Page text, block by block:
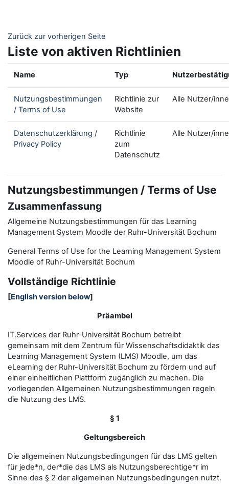
Zurück zur vorherigen Seite
Liste von aktiven Richtlinien
Name Typ
Nutzungsbestimmungen
/ Terms of Use
Richtlinie zur
Website
Alle Nutzer/
Datenschutzerklärung /
Privacy Policy
Richtlinie
zum
Datenschutz
Alle Nutzer/
Nutzungsbestimmungen / Terms of Use
Zusammenfassung
Allgemeine Nutzungsbestimmungen für das Learning
Management System Moodle der Ruhr-Universität Bochum
General Terms of Use for the Learning Management System
Moodle of Ruhr-Universität Bochum
Vollständige Richtlinie
[English version below]
Präambel
IT.Services der Ruhr-Universität Bochum betreibt
gemeinsam mit dem Zentrum für Wissenschaftsdidaktik das
Learning Management System (LMS) Moodle, um das
eLearning der Ruhr-Universität Bochum zu fördern und auf
einer einheitlichen Plattform zugänglich zu machen. Die
vorliegenden Allgemeinen Nutzungsbestimmungen regeln
die Nutzung des LMS.
§ 1
Geltungsbereich
Die allgemeinen Nutzungsbedingungen für das LMS gelten
für jede*n, der*die das LMS als Nutzungsberechtige*r im
Sinne des § 2 der allgemeinen Nutzungsbedingungen nutzt.